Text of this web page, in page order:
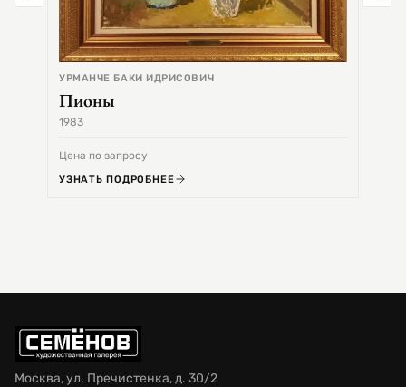
УРМАНЧЕ БАКИ ИДРИСОВИЧ
Пионы
1983
Цена по запросу
УЗНАТЬ ПОДРОБНЕЕ
Москва, ул. Пречистенка, д. 30/2